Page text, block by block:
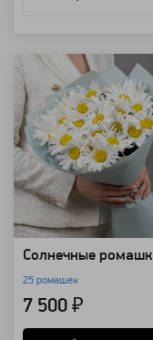
Солнечные
25 ромашек
7 500 ₽